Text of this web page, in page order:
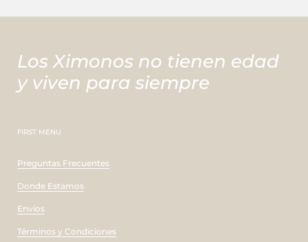
Los Ximonos no tienen edad
y viven para siempre
FIRST MENU
Preguntas Frecuentes
Donde Estamos
Envíos
Términos y Condiciones